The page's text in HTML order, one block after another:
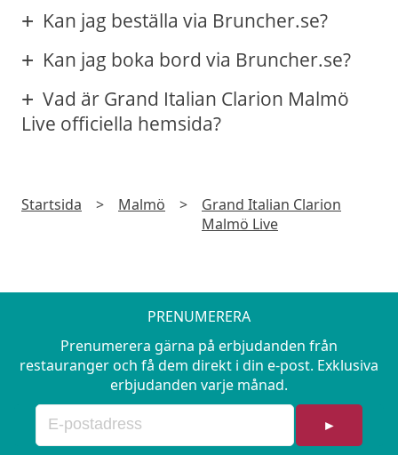
Kan jag beställa via Bruncher.se?
Kan jag boka bord via Bruncher.se?
Vad är Grand Italian Clarion Malmö
Live officiella hemsida?
Startsida > Malmö >
Grand Italian Clarion
Malmö Live
PRENUMERERA
Prenumerera gärna på erbjudanden från
restauranger och få dem direkt i din e-post. Exklusiva
erbjudanden varje månad.
►